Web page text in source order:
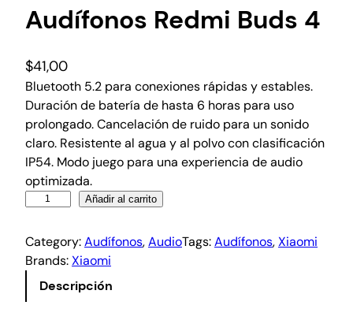
Audífonos Redmi Buds 4
$41,00
Bluetooth 5.2 para conexiones rápidas y estables.
Duración de batería de hasta 6 horas para uso
prolongado. Cancelación de ruido para un sonido
claro. Resistente al agua y al polvo con clasificación
IP54. Modo juego para una experiencia de audio
optimizada.
Añadir al carrito
Category:Audífonos, AudioTags:Audífonos, Xiaomi
Brands:Xiaomi
Descripción